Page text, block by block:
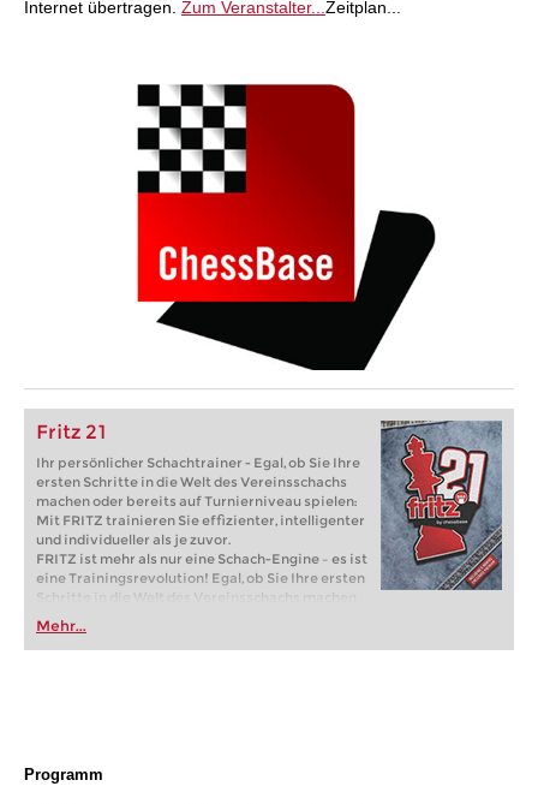
Internet übertragen. Zum Veranstalter... Zeitplan...
Fritz 21
Ihr persönlicher Schachtrainer - Egal, ob Sie Ihre
ersten Schritte in die Welt des Vereinsschachs
machen oder bereits auf Turnierniveau spielen:
Mit FRITZ trainieren Sie effizienter, intelligenter
und individueller als je zuvor.
FRITZ ist mehr als nur eine Schach-Engine – es ist
eine Trainingsrevolution! Egal, ob Sie Ihre ersten
Schritte in die Welt des Vereinsschachs machen
oder bereits auf Turnierniveau spielen: Mit
FRITZ trainieren Sie effizienter, intelligenter und
individueller als je zuvor.
Mehr...
Programm